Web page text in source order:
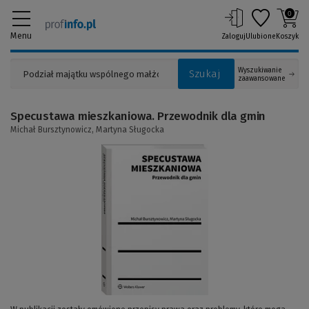
Menu
Szukaj
Wyszukiwanie
zaawansowane
ZalogujUlubione
0
Koszyk
Specustawa mieszkaniowa. Przewodnik dla gmin
Michał Bursztynowicz, Martyna Sługocka